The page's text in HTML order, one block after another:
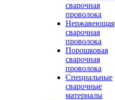
сварочная
проволока
Нержавеющая
сварочная
проволока
Порошковая
сварочная
проволока
Специальные
сварочные
материалы